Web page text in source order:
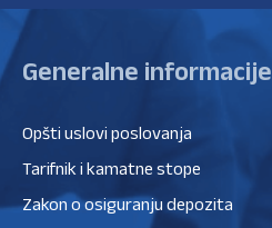
Generalne informacije
Opšti uslovi poslovanja
Tarifnik i kamatne stope
Zakon o osiguranju depozita